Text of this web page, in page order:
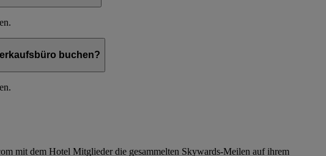
buchen?
mit dem Hotel Mitglieder die gesammelten Skywards-Meilen auf ihrem